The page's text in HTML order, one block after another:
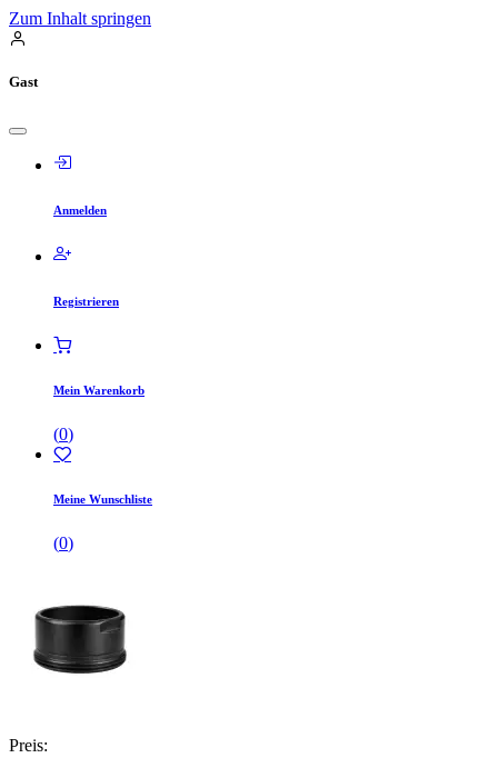
Zum Inhalt springen
Gast
Anmelden
Registrieren
Mein Warenkorb
(0)
Meine Wunschliste
(0)
Preis: